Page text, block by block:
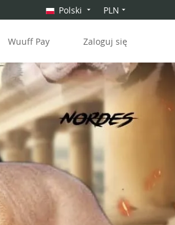
Polski PLN
Wuuff Pay Zaloguj się